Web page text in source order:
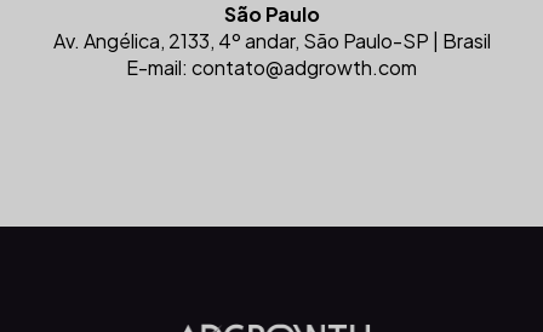
São Paulo
Av. Angélica, 2133, 4º andar, São Paulo-SP | Brasil
E-mail: contato@adgrowth.com